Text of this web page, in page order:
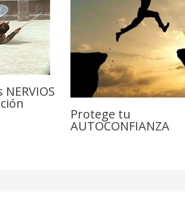
Protege tu
AUTOCONFIANZA